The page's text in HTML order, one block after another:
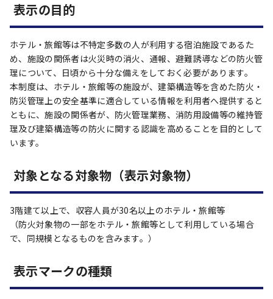
表示の目的
ホテル・旅館等は不特定多数の人が利用する宿泊施設であるた
め、施設の関係者は火災時の消火、通報、避難誘導などの防火管
理について、日頃から十分な備えをしておく必要があります。
本制度は、ホテル・旅館等の施設が、建築構造等を含めた防火・
防災管理上の安全基準に適合している情報を利用者へ提供すると
ともに、施設の関係者が、防火管理業務、消防用設備等の維持管
理及び建築構造等の防火に関する認識を高めることを目的として
います。
対象となる対象物（表示対象物）
3階建て以上で、収容人員が30名以上のホテル・旅館等
（防火対象物の一部をホテル・旅館等として利用している場合
で、同規模となるものを含みます。）
表示マークの種類